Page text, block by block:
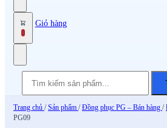
0
Giỏ hàng
Trang chủ / Sản phẩm / Đồng phục PG – Bán hàng /
PG09